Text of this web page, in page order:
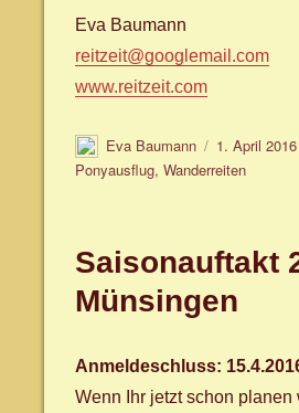
Eva Baumann
reitzeit@googlemail.com
www.reitzeit.com
Autor
Eva Baumann
Veröffentlicht
am
1. April 2016
Ponyausflug,Wanderreiten
Saisonauftakt
Münsingen
Anmeldeschluss:
Wenn Ihr jetzt schon planen